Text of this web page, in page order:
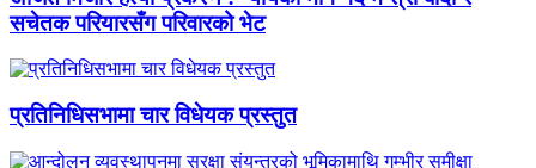
सचेतक परियारसँग परिवारको भेट
प्रतिनिधिसभामा चार विधेयक प्रस्तुत